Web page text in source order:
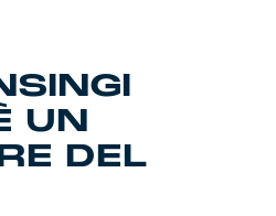
cuor
UN
DEL